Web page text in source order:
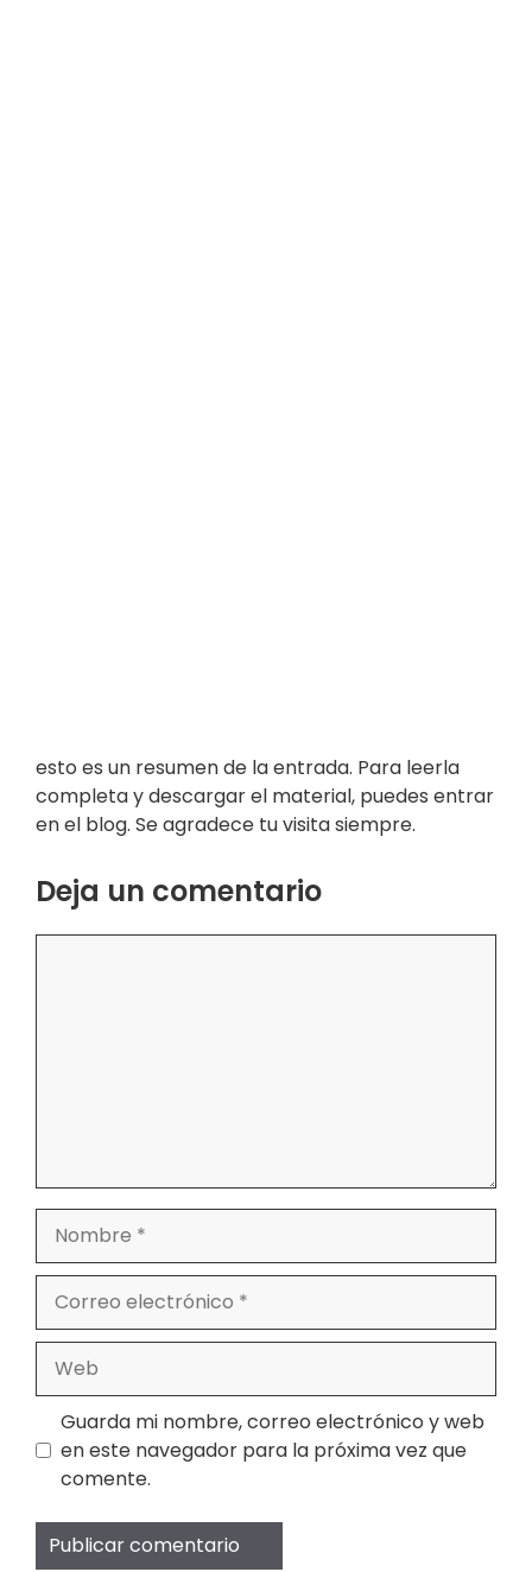
esto es un resumen de la entrada. Para leerla
completa y descargar el material, puedes entrar
en el blog. Se agradece tu visita siempre.
Deja un comentario
Nombre
electrónico
Guarda mi nombre, correo electrónico y web
en este navegador para la próxima vez que
comente.